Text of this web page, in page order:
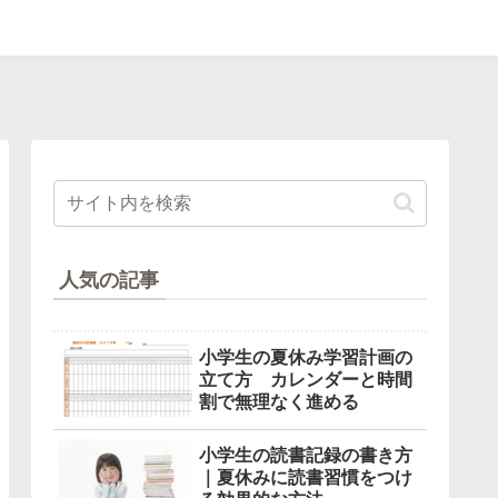
人気の記事
小学生の夏休み学習計画の
立て方 カレンダーと時間
割で無理なく進める
小学生の読書記録の書き方
｜夏休みに読書習慣をつけ